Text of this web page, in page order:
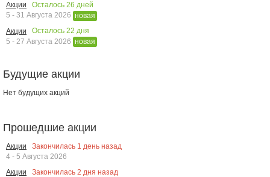
Акции
Осталось 26 дней
5 - 31 Августа 2026 новая
Акции
Осталось 22 дня
5 - 27 Августа 2026 новая
Будущие акции
Нет будущих акций
Прошедшие акции
Акции Закончилась 1 день назад
4 - 5 Августа 2026
Акции
Закончилась 2 дня назад